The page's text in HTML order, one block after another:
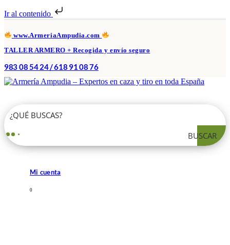
Ir al contenido
www.ArmeriaAmpudia.com
TALLER ARMERO + Recogida y envío seguro
983 08 54 24 / 618 91 08 76
BUSCAR
Mi cuenta
0